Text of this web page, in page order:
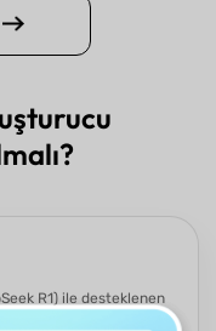
R1) ile desteklenen